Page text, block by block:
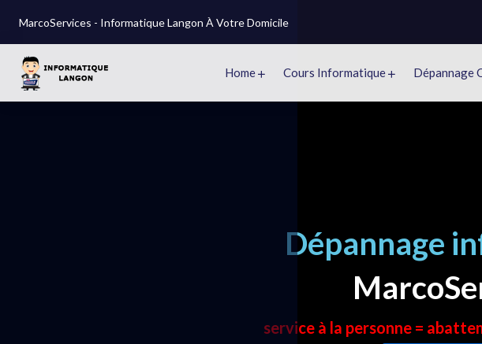
MarcoServices - Informatique Langon À Votre Domicile
Home Cours Informatique Dépannage
Dépannage
service à la personne =